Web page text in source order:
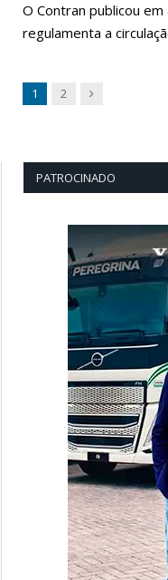
O Contran publicou
regulamenta a
1 2 Next
PATROCINADO